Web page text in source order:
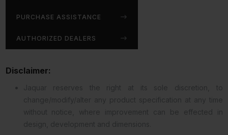
PURCHASE ASSISTANCE
AUTHORIZED DEALERS
Disclaimer: